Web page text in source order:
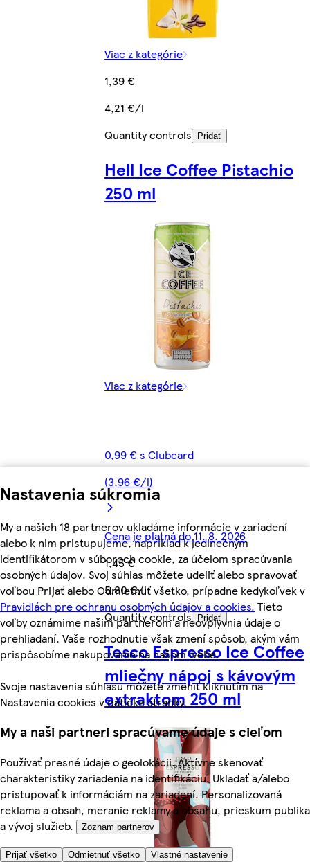
Nastavenia súkromia
My a našich 18 partnerov ukladáme informácie v zariadení
alebo k nim pristupujeme, napríklad k jedinečným
identifikátorom v súboroch cookie, za účelom spracúvania
osobných údajov. Svoj súhlas môžete udeliť alebo spravovať
voľbou Prijať alebo Odmietnuť všetko, prípadne kedykoľvek v
Pravidlách pre ochranu osobných údajov a cookies. Tieto
voľby oznámime našim partnerom a neovplyvnia údaje o
prehliadaní. Vaše rozhodnutie však zmení spôsob, akým vám
prispôsobíme nakupovanie na našom webe.
Svoje nastavenia súhlasu môžete zmeniť kliknutím na
Nastavenia cookies v pätičke stránky.
My a naši partneri spracúvame údaje s cieľom
Používať presné údaje o geolokácii. Aktívne skenovať
charakteristiky zariadenia na identifikáciu. Ukladať a/alebo
pristupovať k informáciám na zariadení. Personalizovaná
reklama a obsah, meranie reklamy a obsahu, prieskum publika
a vývoj služieb.
Zoznam partnerov
Prijať všetko Odmietnuť všetko Vlastné nastavenie
Viac z kategórie
1,39 €
4,21 €/l
Quantity controls
Pridať
Hell Ice Coffee Pistachio
250 ml
Viac z kategórie
0,99 € s Clubcard
(3,96 €/l)
Cena je platná do 11. 8. 2026
1,45 €
5,80 €/l
Quantity controls
Pridať
Tesco Espresso Ice Coffee
mliečny nápoj s kávovým
extraktom 250 ml